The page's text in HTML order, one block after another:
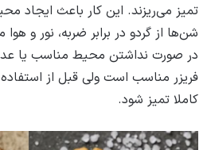
تمیز می‌ریزند. این کار باعث ایجاد
شن‌ها از گردو در برابر ضربه، نور و
در صورت نداشتن محیط مناسب یا
فریزر مناسب است ولی قبل از
کاملا تمیز شود.